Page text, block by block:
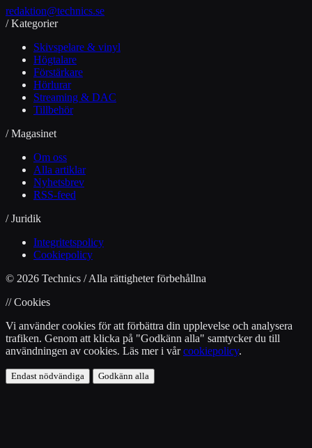
redaktion@technics.se
/ Kategorier
Skivspelare & vinyl
Högtalare
Förstärkare
Hörlurar
Streaming & DAC
Tillbehör
/ Magasinet
Om oss
Alla artiklar
Nyhetsbrev
RSS-feed
/ Juridik
Integritetspolicy
Cookiepolicy
© 2026 Technics / Alla rättigheter förbehållna
// Cookies
Vi använder cookies för att förbättra din upplevelse och analysera
trafiken. Genom att klicka på "Godkänn alla" samtycker du till
användningen av cookies. Läs mer i vårcookiepolicy.
Endast nödvändiga Godkänn alla